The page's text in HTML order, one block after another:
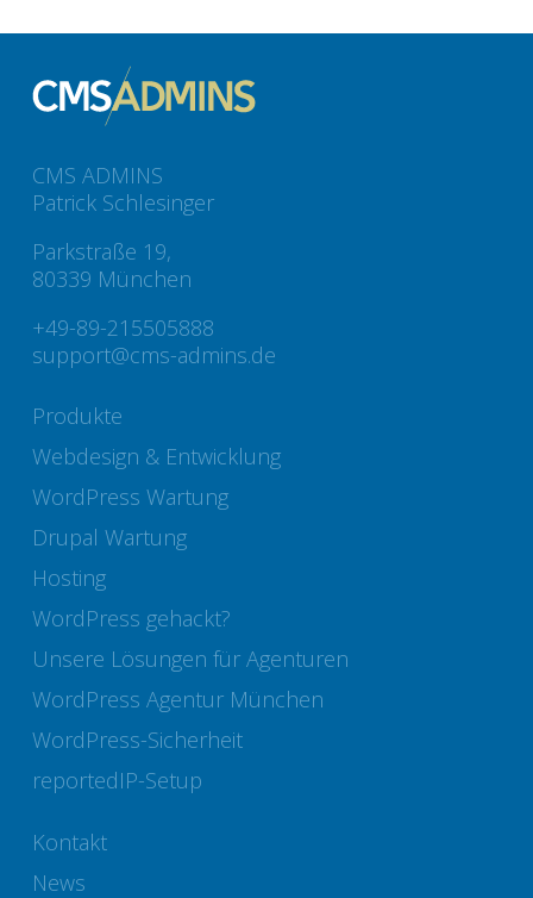
CMS ADMINS
Patrick Schlesinger
Parkstraße 19,
80339 München
+49-89-215505888
support@cms-admins.de
Produkte
Webdesign & Entwicklung
WordPress Wartung
Drupal Wartung
Hosting
WordPress gehackt?
Unsere Lösungen für Agenturen
WordPress Agentur München
WordPress-Sicherheit
reportedIP-Setup
Kontakt
News